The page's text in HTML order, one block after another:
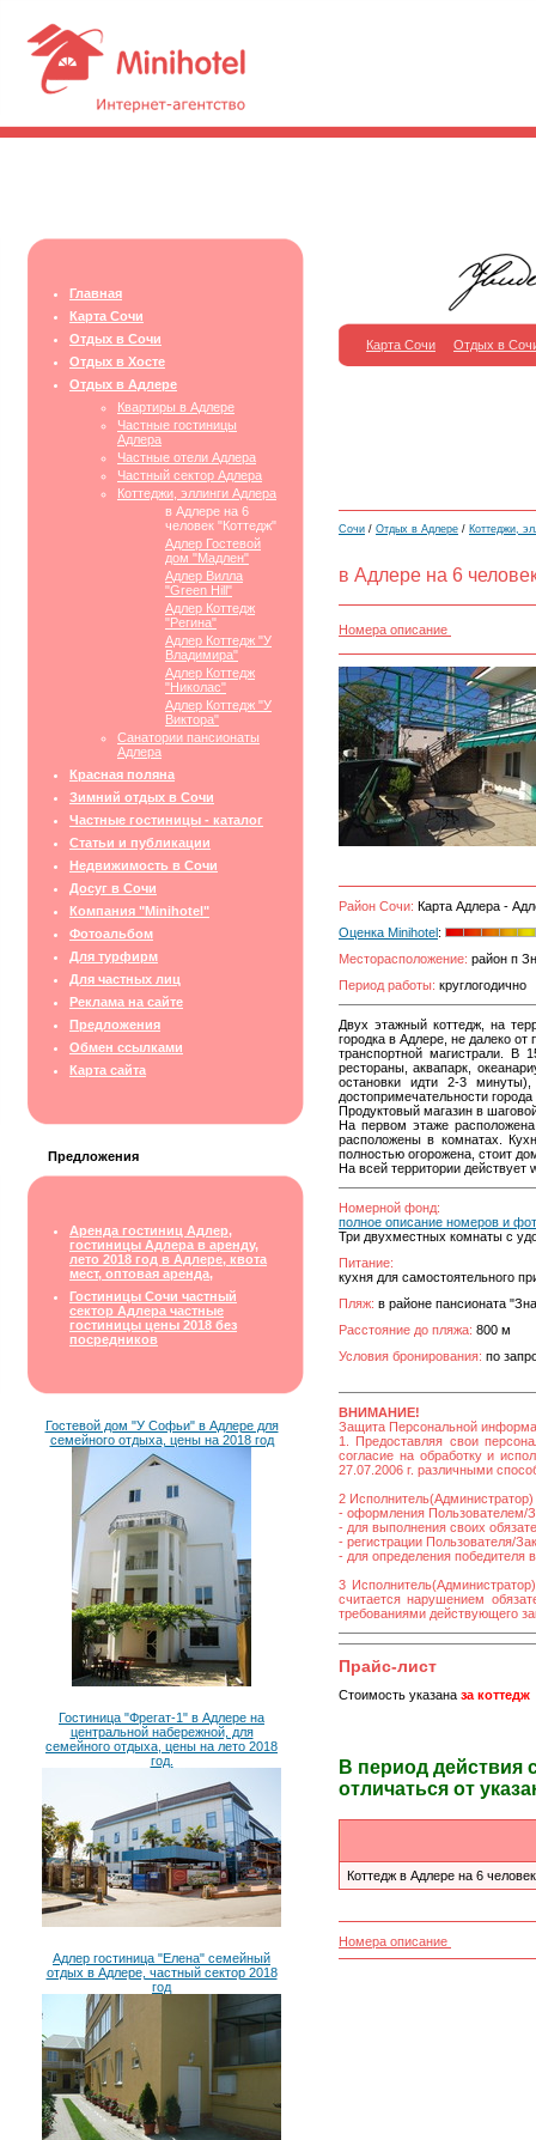
Главная
Карта Сочи
Отдых в Сочи
Отдых в Хосте
Отдых в Адлере
Квартиры в Адлере
Частные гостиницы
Адлера
Частные отели Адлера
Частный сектор Адлера
Коттеджи, эллинги Адлера
в Адлере на 6
человек "Коттедж"
Адлер Гостевой
дом "Мадлен"
Адлер Вилла
"Green Hill"
Адлер Коттедж
"Регина"
Адлер Коттедж "У
Владимира"
Адлер Коттедж
"Николас"
Адлер Коттедж "У
Виктора"
Санатории пансионаты
Адлера
Красная поляна
Зимний отдых в Сочи
Частные гостиницы - каталог
Статьи и публикации
Недвижимость в Сочи
Досуг в Сочи
Компания "Minihotel"
Фотоальбом
Для турфирм
Для частных лиц
Реклама на сайте
Предложения
Обмен ссылками
Карта сайта
Предложения
Аренда гостиниц Адлер,
гостиницы Адлера в аренду,
лето 2018 год в Адлере, квота
мест, оптовая аренда,
Гостиницы Сочи частный
сектор Адлера частные
гостиницы цены 2018 без
посредников
Гостевой дом "У Софьи" в Адлере для
семейного отдыха, цены на 2018 год
Гостиница "Фрегат-1" в Адлере на
центральной набережной, для
семейного отдыха, цены на лето 2018
год.
Адлер гостиница "Елена" семейный
отдых в Адлере, частный сектор 2018
год
Карта Сочи Отдых в
Сочи / Отдых в Адлере / Коттеджи,
в Адлере на 6
Номера описание
Район Сочи: Карта Адлера -
Оценка Minihotel:
Месторасположение: район п
Период работы: круглогодично
Двух этажный коттедж, на
городка в Адлере, не далеко
транспортной магистрали. В
рестораны, аквапарк,
остановки идти 2-3
достопримечательности
Продуктовый магазин в
На первом этаже
расположены в комнатах.
полностью огорожена, стоит
На всей территории действует
Номерной фонд:
полное описание номеров и
Три двухместных комнаты с
Питание:
кухня для самостоятельного
Пляж: в районе пансионата
Расстояние до пляжа: 800 м
Условия бронирования: по
ВНИМАНИЕ!
Защита Персональной
1. Предоставляя свои
согласие на обработку и
27.07.2006 г. различными
2
- оформления Пользователем/
- для выполнения своих
- регистрации Пользователя/
- для определения победителя
3
считается нарушением
требованиями действующего
Прайс-лист
Стоимость указана за коттедж
В период действия
отличаться от
Коттедж в Адлере на 6 человек
Номера описание